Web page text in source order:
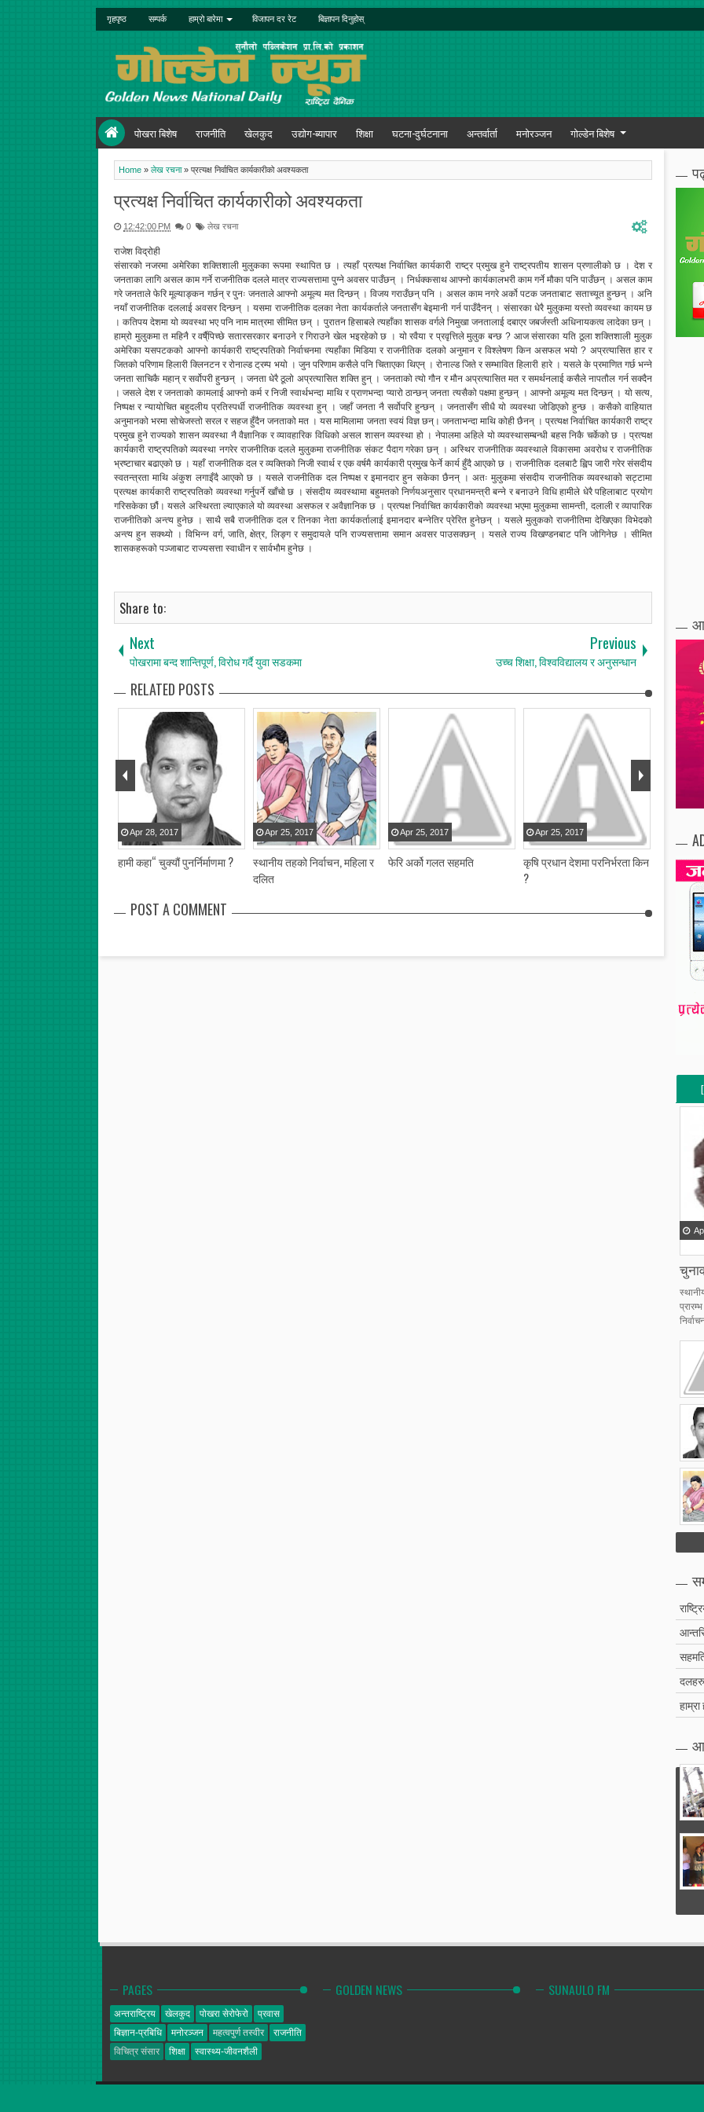
गृहपृष्ठ सम्पर्क हाम्रो बारेमा विजापन दर रेट बिज्ञापन दिनुहोस्
पोखरा बिशेष राजनीति खेलकुद उद्योग-ब्यापार शिक्षा घटना-दुर्घटनाना अन्तर्वार्ता मनोरञ्जन गोल्डेन बिशेष
Home » लेख रचना » प्रत्यक्ष निर्वाचित कार्यकारीको अवश्यकता
प्रत्यक्ष निर्वाचित कार्यकारीको अवश्यकता
12:42:00 PM 0 लेख रचना
राजेश विद्रोही
संसारको नजरमा अमेरिका शक्तिशाली मुलुकका रूपमा स्थापित छ । त्यहाँ प्रत्यक्ष निर्वाचित कार्यकारी राष्ट्र प्रमुख हुने राष्ट्रपतीय शासन प्रणालीको छ । देश र
जनताका लागि असल काम गर्ने राजनीतिक दलले मात्र राज्यसत्तामा पुग्ने अवसर पाउँछन् । निर्धक्कसाथ आफ्नो कार्यकालभरी काम गर्ने मौका पनि पाउँछन् । असल काम
गरे जनताले फेरि मूल्याङ्कन गर्छन् र पुनः जनताले आफ्नो अमूल्य मत दिन्छन् । विजय गराउँछन् पनि । असल काम नगरे अर्को पटक जनताबाट सताच्यूत हुन्छन् । अनि
नयाँ राजनीतिक दललाई अवसर दिन्छन् । यसमा राजनीतिक दलका नेता कार्यकर्ताले जनतासँग बेइमानी गर्न पाउँदैनन् । संसारका धेरै मुलुकमा यस्तो व्यवस्था कायम छ
। कतिपय देशमा यो व्यवस्था भए पनि नाम मात्रमा सीमित छन् । पुरातन हिसाबले त्यहाँका शासक वर्गले निमुखा जनतालाई दबाएर जबर्जस्ती अधिनायकत्व लादेका छन् ।
हाम्रो मुलुकमा त महिनै र वर्षै्पिच्छे सतारसरकार बनाउने र गिराउने खेल भइरहेको छ । यो रवैया र प्रवृत्तिले मुलुक बन्छ ? आज संसारका यति ठूला शक्तिशाली मुलुक
अमेरिका यसपटकको आफ्नो कार्यकारी राष्ट्रपतिको निर्वाचनमा त्यहाँका मिडिया र राजनीतिक दलको अनुमान र विश्लेषण किन असफल भयो ? अप्रत्यासित हार र
जितको परिणाम हिलारी क्लिनटन र रोनाल्ड ट्रम्प भयो । जुन परिणाम कसैले पनि चिताएका थिएन् । रोनाल्ड जिते र सम्भावित हिलारी हारे । यसले के प्रमाणित गर्छ भन्ने
जनता साचिकै महान् र सर्वोपरी हुन्छन् । जनता धेरै ठूलो अप्रत्यासित शक्ति हुन् । जनताको त्यो गौन र मौन अप्रत्यासित मत र समर्थनलाई कसैले नापतौल गर्न सक्दैन
। जसले देश र जनताको कामलाई आफ्नो कर्म र निजी स्वार्थभन्दा माथि र प्राणभन्दा प्यारो ठान्छन् जनता त्यसैको पक्षमा हुन्छन् । आफ्नो अमूल्य मत दिन्छन् । यो सत्य,
निष्पक्ष र न्यायोचित बहुदलीय प्रतिस्पर्धी राजनीतिक व्यवस्था हुन् । जहाँ जनता नै सर्वोपरि हुन्छन् । जनतासँग सीधै यो व्यवस्था जोडिएको हुन्छ । कसैको वाहियात
अनुमानको भरमा सोचेजस्तो सरल र सहज हुँदैन जनताको मत । यस मामिलामा जनता स्वयं विज्ञ छन्। जनताभन्दा माथि कोही छैनन् । प्रत्यक्ष निर्वाचित कार्यकारी राष्ट्र
प्रमुख हुने राज्यको शासन व्यवस्था नै वैज्ञानिक र व्यावहारिक विधिको असल शासन व्यवस्था हो । नेपालमा अहिले यो व्यवस्थासम्बन्धी बहस निकै चर्केको छ । प्रत्यक्ष
कार्यकारी राष्ट्रपतिको व्यवस्था नगरेर राजनीतिक दलले मुलुकमा राजनीतिक संकट पैदाग गरेका छन् । अस्थिर राजनीतिक व्यवस्थाले विकासमा अवरोध र राजनीतिक
भ्रष्टाचार बढाएको छ । यहाँ राजनीतिक दल र व्यक्तिको निजी स्वार्थ र एक वर्षमै कार्यकारी प्रमुख फेर्ने कार्य हुँदै आएको छ । राजनीतिक दलबाटै ह्विप जारी गरेर संसदीय
स्वतन्त्रता माथि अंकुश लगाइँदै आएको छ । यसले राजनीतिक दल निष्पक्ष र इमानदार हुन सकेका छैनन् । अतः मुलुकमा संसदीय राजनीतिक व्यवस्थाको सट्टामा
प्रत्यक्ष कार्यकारी राष्ट्रपतिको व्यवस्था गर्नुपर्ने खाँचो छ । संसदीय व्यवस्थामा बहुमतको निर्णयअनुसार प्रधानमन्त्री बन्ने र बनाउने विधि हामीले धेरै पहिलाबाट प्रयोग
गरिसकेका छौं। यसले अस्थिरता ल्याएकाले यो व्यवस्था असफल र अवैज्ञानिक छ । प्रत्यक्ष निर्वाचित कार्यकारीको व्यवस्था भएमा मुलुकमा सामन्ती, दलाली र व्यापारिक
राजनीतिको अन्त्य हुनेछ । साथै सबै राजनीतिक दल र तिनका नेता कार्यकर्तालाई इमानदार बन्नेतिर प्रेरित हुनेछन् । यसले मुलुकको राजनीतिमा देखिएका विभेदको
अन्त्य हुन सक्थ्यो । विभिन्न वर्ग, जाति, क्षेत्र, लिङ्ग र समुदायले पनि राज्यसत्तामा समान अवसर पाउसक्छन् । यसले राज्य विखण्डनबाट पनि जोगिनेछ । सीमित
शासकहरूको पञ्जाबाट राज्यसत्ता स्वाधीन र सार्वभौम हुनेछ ।
Share to:
Next
पोखरामा बन्द शान्तिपूर्ण, विरोध गर्दै युवा सडकमा
Previous
उच्च शिक्षा, विश्वविद्यालय र अनुसन्धान
RELATED POSTS
हामी कहा“ चुक्यौं पुनर्निर्माणमा ?
Apr 28 2017
स्थानीय तहको निर्वाचन, महिला र
दलित
Apr 25 2017
फेरि अर्को गलत सहमति
Apr 25 2017
कृषि प्रधान देशमा परनिर्भरता किन
?
Apr 25 2017
POST A COMMENT
दलहरु
PAGES
अन्तराष्ट्रिय खेलकुद पोखरा सेरोफेरो
प्रवास
बिज्ञान-प्रबिधि
मनोरञ्जन महत्वपुर्ण तस्वीर
राजनीति
विचित्र संसार
शिक्षा स्वास्थ्य-जीवनशैली
GOLDEN NEWS SUNAULO FM